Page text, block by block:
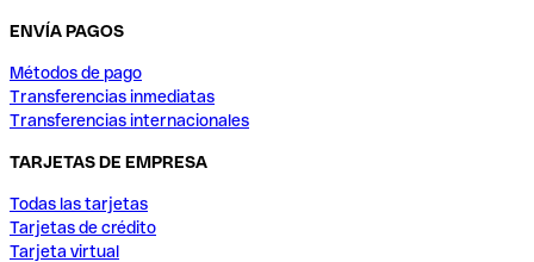
ENVÍA PAGOS
Métodos de pago
Transferencias inmediatas
Transferencias internacionales
TARJETAS DE EMPRESA
Todas las tarjetas
Tarjetas de crédito
Tarjeta virtual